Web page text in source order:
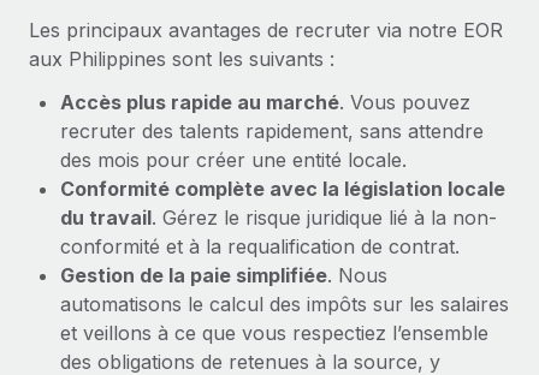
Les principaux avantages de recruter via notre EOR
aux Philippines sont les suivants :
Accès plus rapide au marché. Vous pouvez
recruter des talents rapidement, sans attendre
des mois pour créer une entité locale.
Conformité complète avec la législation locale
du travail. Gérez le risque juridique lié à la non-
conformité et à la requalification de contrat.
Gestion de la paie simplifiée. Nous
automatisons le calcul des impôts sur les salaires
et veillons à ce que vous respectiez l’ensemble
des obligations de retenues à la source, y